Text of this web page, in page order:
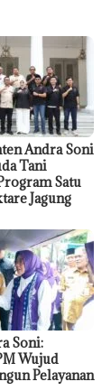
Andra Soni
Tani
Satu
Jagung
Soni:
Wujud
Pelayanan